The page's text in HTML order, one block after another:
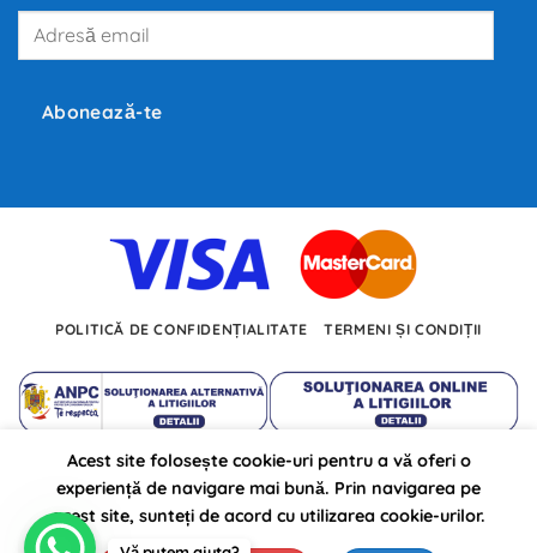
dezvoltarea
tehnologii.
Adresă
Abonează-te
POLITICĂ DE CONFIDENȚIALITATE TERMENI ȘI CONDIȚII
Autojarpiesa.ro propulsat pe anul 2026 ©
de: BursaSite
Acest site folosește cookie-uri pentru a vă oferi o
experiență de navigare mai bună. Prin navigarea pe
acest site, sunteți de acord cu utilizarea cookie-urilor.